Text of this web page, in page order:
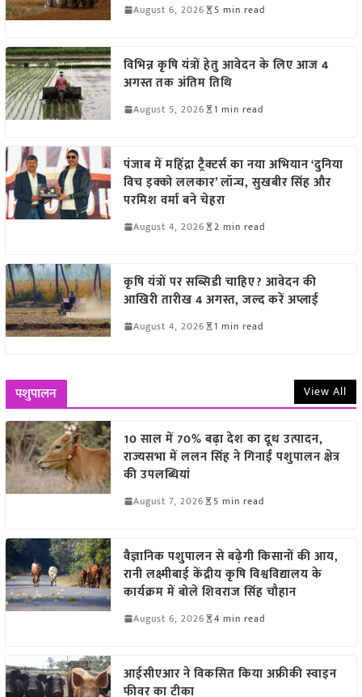
August 6, 2026 5 min read
विभिन्न कृषि यंत्रों हेतु आवेदन के लिए आज 4
अगस्त तक अंतिम तिथि
August 5, 2026 1 min read
पंजाब में महिंद्रा ट्रैक्टर्स का नया अभियान ‘दुनिया
विच इक्को ललकार’ लॉन्च, सुखबीर सिंह और
परमिश वर्मा बने चेहरा
August 4, 2026 2 min read
कृषि यंत्रों पर सब्सिडी चाहिए? आवेदन की
आखिरी तारीख 4 अगस्त, जल्द करें अप्लाई
August 4, 2026 1 min read
पशुपालन View All
10 साल में 70% बढ़ा देश का दूध उत्पादन,
राज्यसभा में ललन सिंह ने गिनाईं पशुपालन क्षेत्र
की उपलब्धियां
August 7, 2026 5 min read
वैज्ञानिक पशुपालन से बढ़ेगी किसानों की आय,
रानी लक्ष्मीबाई केंद्रीय कृषि विश्वविद्यालय के
कार्यक्रम में बोले शिवराज सिंह चौहान
August 6, 2026 4 min read
आईसीएआर ने विकसित किया अफ्रीकी स्वाइन
फीवर का टीका